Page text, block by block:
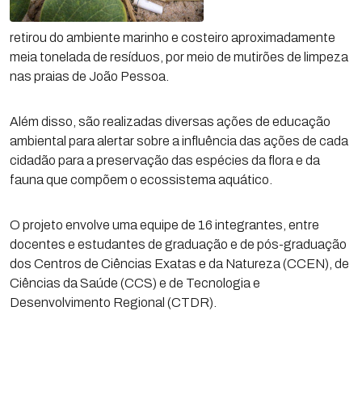
retirou do ambiente marinho e costeiro aproximadamente
meia tonelada de resíduos, por meio de mutirões de limpeza
nas praias de João Pessoa.
Além disso, são realizadas diversas ações de educação
ambiental para alertar sobre a influência das ações de cada
cidadão para a preservação das espécies da flora e da
fauna que compõem o ecossistema aquático.
O projeto envolve uma equipe de 16 integrantes, entre
docentes e estudantes de graduação e de pós-graduação
dos Centros de Ciências Exatas e da Natureza (CCEN), de
Ciências da Saúde (CCS) e de Tecnologia e
Desenvolvimento Regional (CTDR).